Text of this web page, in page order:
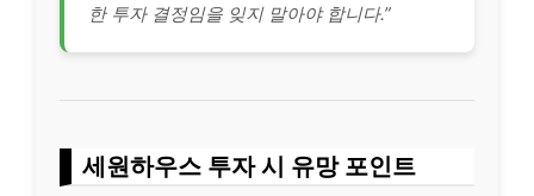
한 투자 결정임을 잊지 말아야 합니다.”
세원하우스 투자 시 유망 포인트